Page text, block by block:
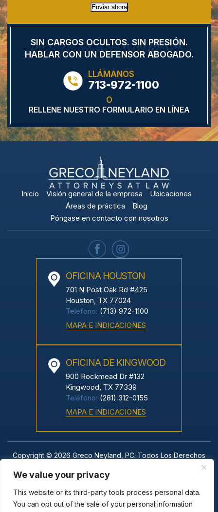
We value your privacy
This website or its third-party tools process personal data.
You can opt out of the sale of your personal information
Enviar ahora
SIN CARGOS OCULTOS. SIN PRESIÓN.
HABLAR CON UN DEFENSORABOGADO.
LLÁMANOS
713-972-1100
O
RELLENE NUESTRO FORMULARIO EN LÍNEA
Inicio Visión general de la empresa
Ubicaciones
Áreas de práctica
Blog
Póngase en contacto con nosotros
OFICINA HOUSTON
701 N Post Oak Rd #425
Houston, TX 77024
Teléfono: (713) 972-1100
MAPA E INDICACIONES
OFICINA DE KINGWOOD
900 Rockmead Dr #132
Kingwood, TX 77339
Teléfono: (281) 312-0155
MAPA E INDICACIONES
Copyright © 2026 Greco Neyland, PC. Todos Los Derechos
Descargo De Responsabilidad
Política De Privacidad
*Las Imágenes Se Obtienen Bajo Licencia De Canva Y Otros